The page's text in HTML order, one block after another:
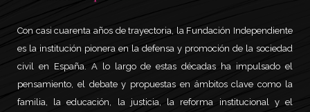
Con casi cuarenta años de trayectoria, la Fundación Independiente
es la institución pionera en la defensa y promoción de la sociedad
civil en España. A lo largo de estas décadas ha impulsado el
pensamiento, el debate y propuestas en ámbitos clave como la
familia, la educación, la justicia, la reforma institucional y el